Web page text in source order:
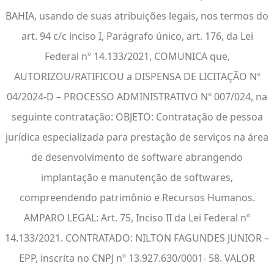
BAHIA, usando de suas atribuições legais, nos termos do
art. 94 c/c inciso I, Parágrafo único, art. 176, da Lei
Federal nº 14.133/2021, COMUNICA que,
AUTORIZOU/RATIFICOU a DISPENSA DE LICITAÇÃO Nº
04/2024-D – PROCESSO ADMINISTRATIVO Nº 007/024, na
seguinte contratação: OBJETO: Contratação de pessoa
jurídica especializada para prestação de serviços na área
de desenvolvimento de software abrangendo
implantação e manutenção de softwares,
compreendendo patrimônio e Recursos Humanos.
AMPARO LEGAL: Art. 75, Inciso II da Lei Federal nº
14.133/2021. CONTRATADO: NILTON FAGUNDES JUNIOR –
EPP, inscrita no CNPJ nº 13.927.630/0001- 58. VALOR